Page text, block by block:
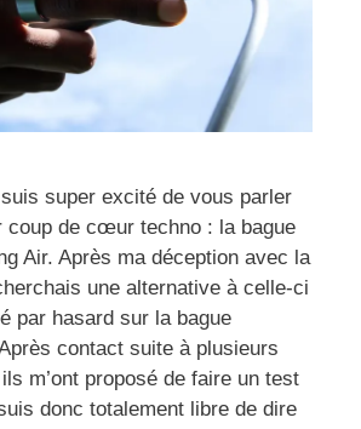
suis super excité de vous parler
coup de cœur techno : la bague
Air. Après ma déception avec la
une alternative à celle-ci
par hasard sur la bague
contact suite à plusieurs
m’ont proposé de faire un test
donc totalement libre de dire